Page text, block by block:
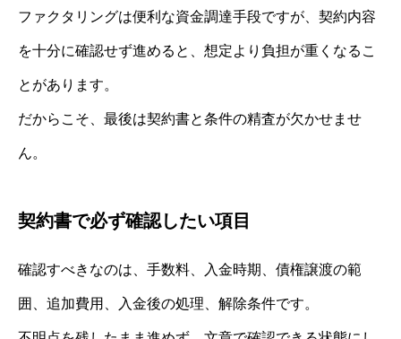
ファクタリングは便利な資金調達手段ですが、契約内容
を十分に確認せず進めると、想定より負担が重くなるこ
とがあります。
だからこそ、最後は契約書と条件の精査が欠かせませ
ん。
契約書で必ず確認したい項目
確認すべきなのは、手数料、入金時期、債権譲渡の範
囲、追加費用、入金後の処理、解除条件です。